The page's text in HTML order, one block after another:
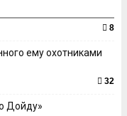
8
ему охотниками
32
Дойду»